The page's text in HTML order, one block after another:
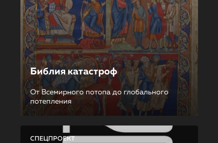
Библия катастроф
От Всемирного потопа до глобального
потепления
СПЕЦПРОЕКТ